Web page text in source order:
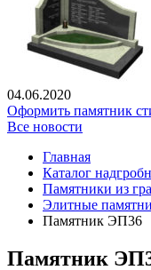
04.06.2020
Оформить памятник
Все новости
Главная
Каталог
Памятники из
Элитные
Памятник ЭП36
Памятник